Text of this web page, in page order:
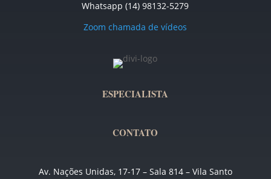
Whatsapp (14) 98132-5279
Zoom chamada de vídeos
ESPECIALISTA
CONTATO
Av. Nações Unidas, 17-17 – Sala 814 – Vila Santo